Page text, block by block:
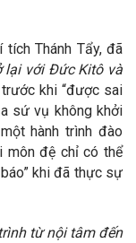
Thánh Tẩy, đã
lại với Đức Kitô và
khi “được sai
sứ vụ không khởi
hành trình đào
môn đệ chỉ có thể
khi đã thực sự
từ nội tâm đến